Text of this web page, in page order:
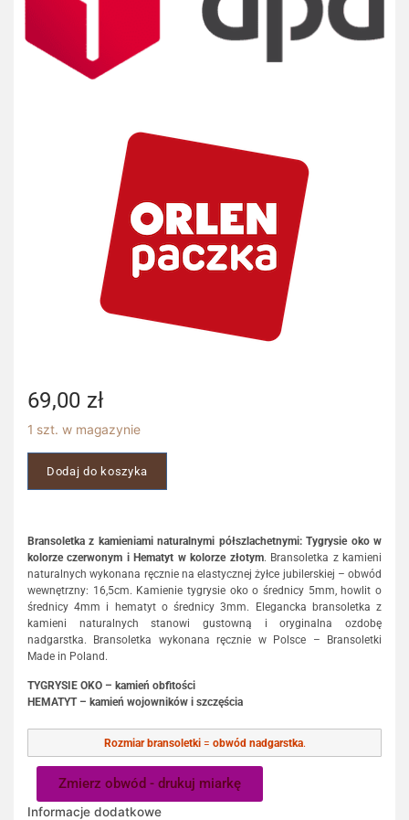
69,00 zł
1 szt. w magazynie
Dodaj do koszyka
Bransoletka z kamieniami naturalnymi półszlachetnymi: Tygrysie oko w
kolorze czerwonym i Hematyt w kolorze złotym. Bransoletka z kamieni
naturalnych wykonana ręcznie na elastycznej żyłce jubilerskiej – obwód
wewnętrzny: 16,5cm. Kamienie tygrysie oko o średnicy 5mm, howlit o
średnicy 4mm i hematyt o średnicy 3mm. Elegancka bransoletka z
kamieni naturalnych stanowi gustowną i oryginalna ozdobę
nadgarstka. Bransoletka wykonana ręcznie w Polsce – Bransoletki
Made in Poland.
TYGRYSIE OKO – kamień obfitości
HEMATYT – kamień wojowników i szczęścia
Rozmiar bransoletki= obwód nadgarstka.
Zmierz obwód - drukuj miarkę
Informacje dodatkowe